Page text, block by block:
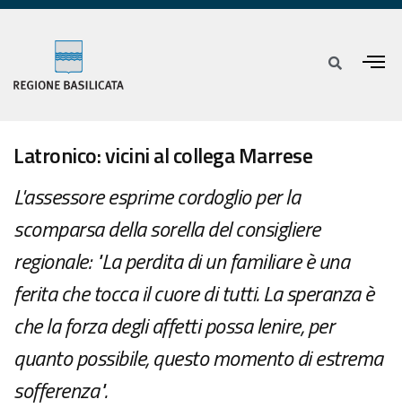
Latronico: vicini al collega Marrese
L'assessore esprime cordoglio per la
scomparsa della sorella del consigliere
regionale: "La perdita di un familiare è una
ferita che tocca il cuore di tutti. La speranza è
che la forza degli affetti possa lenire, per
quanto possibile, questo momento di estrema
sofferenza".